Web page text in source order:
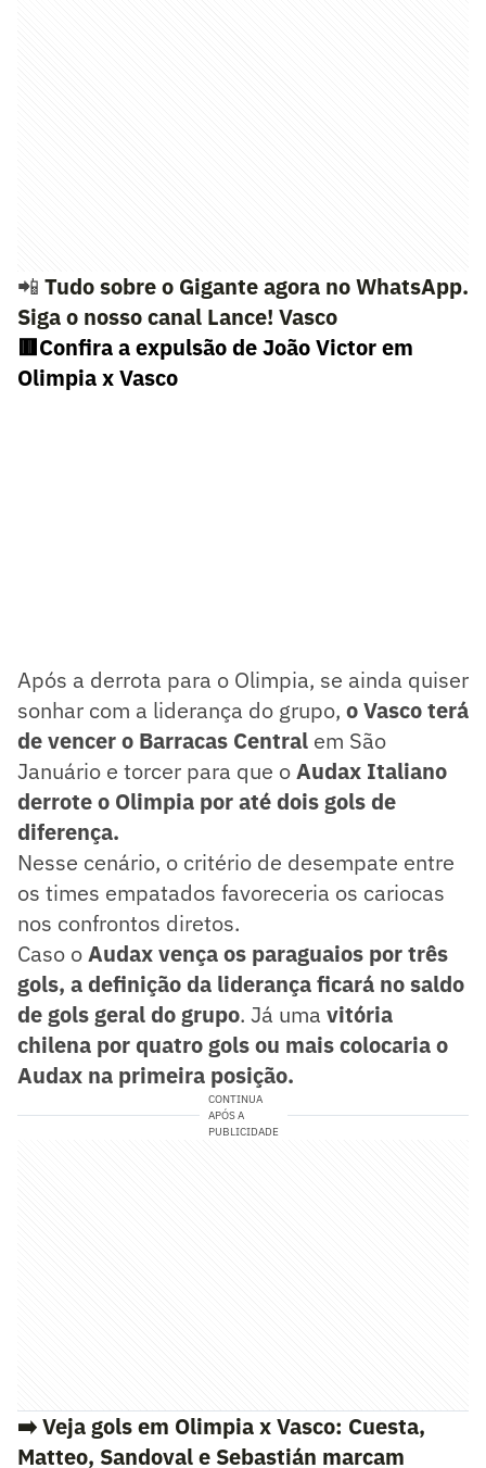
📲 Tudo sobre o Gigante agora no WhatsApp.
Siga o nosso canal Lance! Vasco
🟥Confira a expulsão de João Victor em
Olimpia x Vasco
Após a derrota para o Olimpia, se ainda quiser
sonhar com a liderança do grupo, o Vasco terá
de vencer o Barracas Central em São
Januário e torcer para que oAudax Italiano
derrote o Olimpia por até dois gols de
diferença.
Nesse cenário, o critério de desempate entre
os times empatados favoreceria os cariocas
nos confrontos diretos.
Caso oAudax vença os paraguaios por três
gols, a definição da liderança ficará no saldo
de gols geral do grupo. Já uma vitória
chilena por quatro gols ou mais colocaria o
Audax na primeira posição.
CONTINUA
APÓS A
PUBLICIDADE
➡️Veja gols em Olimpia x Vasco: Cuesta,
Matteo, Sandoval e Sebastián marcam